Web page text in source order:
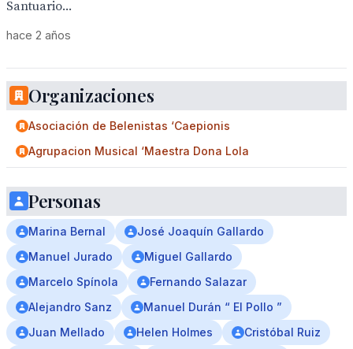
Santuario...
hace 2 años
Organizaciones
Asociación de Belenistas ‘Caepionis
Agrupacion Musical ‘Maestra Dona Lola
Personas
Marina Bernal
José Joaquín Gallardo
Manuel Jurado
Miguel Gallardo
Marcelo Spínola
Fernando Salazar
Alejandro Sanz
Manuel Durán “ El Pollo ”
Juan Mellado
Helen Holmes
Cristóbal Ruiz